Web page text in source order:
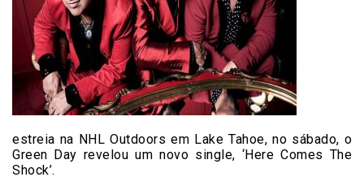
estreia na NHL Outdoors em Lake Tahoe, no sábado, o
Green Day revelou um novo single, ‘Here Comes The
Shock’.